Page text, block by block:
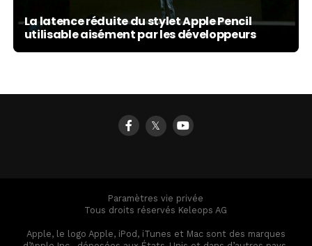
La latence réduite du stylet Apple Pencil
utilisable aisément par les développeurs
𝕏
Paramètres vie privée
Tous droits réservés Keleops AG
Apple, le logo Apple, iPod, iTunes et Mac sont des marques